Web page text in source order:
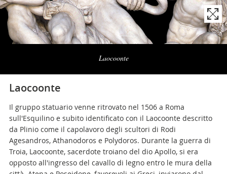
Laocoonte
Naviga
Laocoonte
Il gruppo statuario venne ritrovato nel 1506 a Roma
sull'Esquilino e subito identificato con il Laocoonte descritto
da Plinio come il capolavoro degli scultori di Rodi
Agesandros, Athanodoros e Polydoros. Durante la guerra di
Troia, Laocoonte, sacerdote troiano del dio Apollo, si era
opposto all'ingresso del cavallo di legno entro le mura della